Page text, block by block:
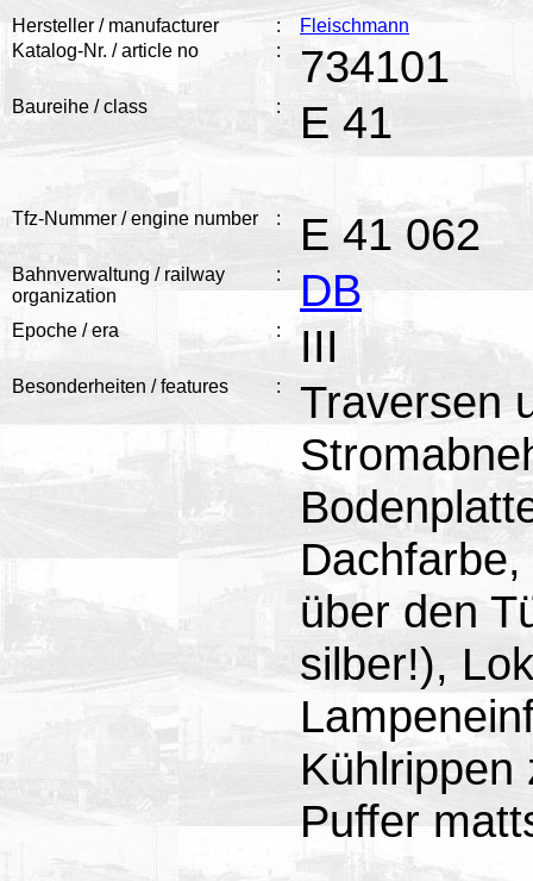
Hersteller / manufacturer :
Fleischmann
Katalog-Nr. / article no
: 734101
Baureihe / class : E 41
Tfz-Nummer / engine number : E 41 062
Bahnverwaltung / railway
organization
: DB
Epoche / era : III
Besonderheiten / features :
Traversen
über den
silber!),
Kühlrippen
Puffer